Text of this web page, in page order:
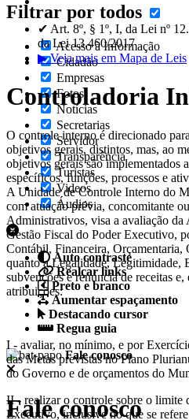
Filtrar por todos
Acesso à Informação
Cidadão
Empresas
Fotos
Notícias
Secretarias
Servidor
Transparência
Turistas
Videos
Áudios
Auto contraste
Realçar links
Preto e branco
Aumentar espaçamento
Destacando cursor
Regua guia
Fale conosco
Fale conosco
✔ Art. 8º, § 1º, I, da Lei nº
da Lei 13.460/2017
▶ Veja mais em Mapa de Leis
Controladoria
O controle interno é direcionado
objetivos gerais, distintos, mas, ao
objetivos gerais são implementados
específicos, funções, processos e
A Unidade de Controle Interno do
com atuação prévia, concomitante
Administrativos, visa a avaliação da
Gestão Fiscal do Poder Executivo,
Contábil, Financeira, Orçamentaria,
quanto a Legalidade, Legitimidade,
subvenções e renúncia de receitas e,
atribuições:
I - avaliar, no mínimo, e por
das Metas previstas no Plano
do Governo e de orçamentos do
II - realizar o controle sobre o limite
Executivo, inclusive no que se